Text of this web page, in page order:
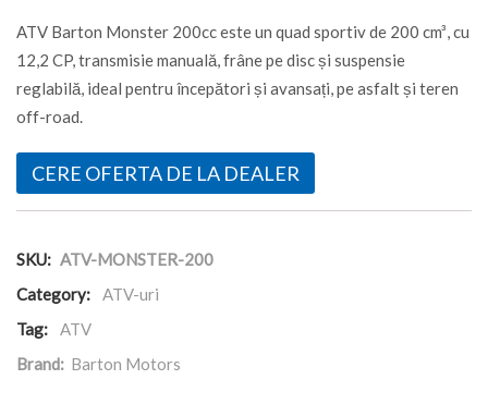
ATV Barton Monster 200cc este un quad sportiv de 200 cm³, cu
12,2 CP, transmisie manuală, frâne pe disc și suspensie
reglabilă, ideal pentru începători și avansați, pe asfalt și teren
off-road.
CERE OFERTA DE LA DEALER
SKU: ATV-MONSTER-200
Category:
ATV-uri
Tag:
ATV
Brand: Barton Motors